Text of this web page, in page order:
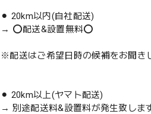
⚫︎ 20km以内(自社配送)
→ ⭕️配送&設置無料⭕️
※配送はご希望日時の候補をお聞き
⚫︎ 20km以上(ヤマト配送)
→ 別途配送料&設置料が発生致しま